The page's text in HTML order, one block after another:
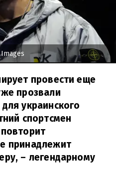
провести еще
прозвали
украинского
спортсмен
принадлежит
– легендарному